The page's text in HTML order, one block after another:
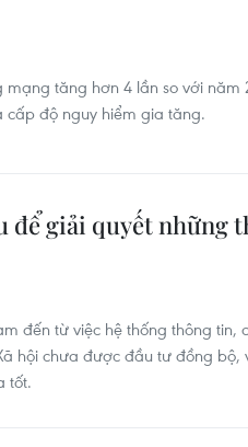
mạng tăng hơn 4 lần so với năm
cấp độ nguy hiểm gia tăng.
để giải quyết những
đến từ việc hệ thống thông tin,
hội chưa được đầu tư đồng bộ,
tốt.